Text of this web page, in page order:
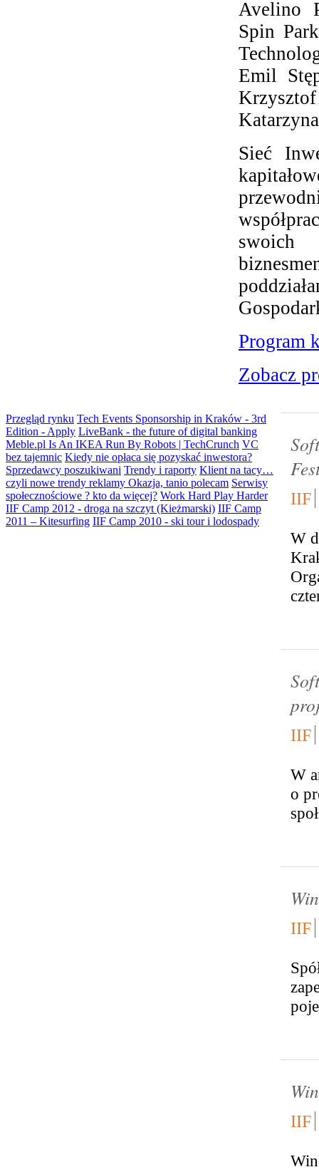
Avelino
Spin
Emil
Krzysztof
Sieć
Program
Zobacz
Przegląd rynku Tech Events Sponsorship in Kraków - 3rd
Edition - Apply LiveBank - the future of digital banking
Meble.pl Is An IKEA Run By Robots | TechCrunch VC
bez tajemnic Kiedy nie opłaca się pozyskać inwestora?
Sprzedawcy poszukiwani Trendy i raporty Klient na tacy…
czyli nowe trendy reklamy Okazja, tanio polecam Serwisy
społecznościowe ? kto da więcej? Work Hard Play Harder
IIF Camp 2012 - droga na szczyt (Kieżmarski) IIF Camp
2011 – Kitesurfing IIF Camp 2010 - ski tour i lodospady
IIF
W
IIF
W
o
IIF
IIF